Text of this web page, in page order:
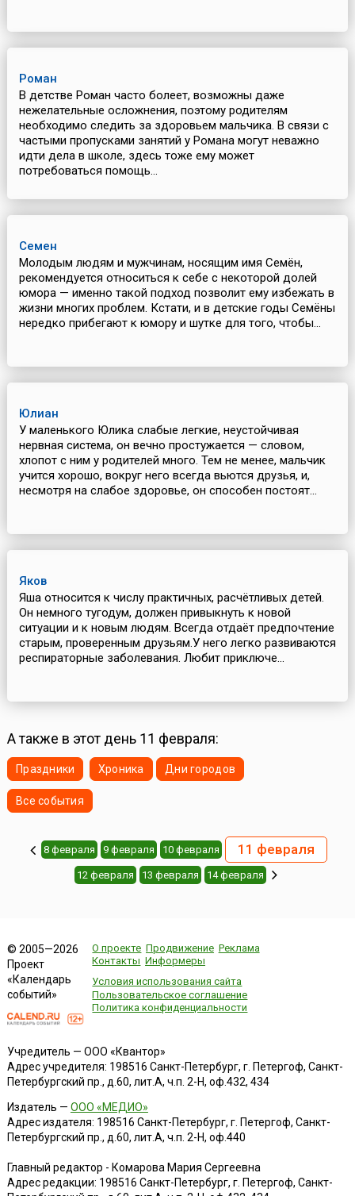
Роман
В детстве Роман часто болеет, возможны даже
нежелательные осложнения, поэтому родителям
необходимо следить за здоровьем мальчика. В связи с
частыми пропусками занятий у Романа могут неважно
идти дела в школе, здесь тоже ему может
потребоваться помощь...
Семен
Молодым людям и мужчинам, носящим имя Семён,
рекомендуется относиться к себе с некоторой долей
юмора — именно такой подход позволит ему избежать в
жизни многих проблем. Кстати, и в детские годы Семёны
нередко прибегают к юмору и шутке для того, чтобы...
Юлиан
У маленького Юлика слабые легкие, неустойчивая
нервная система, он вечно простужается — словом,
хлопот с ним у родителей много. Тем не менее, мальчик
учится хорошо, вокруг него всегда вьются друзья, и,
несмотря на слабое здоровье, он способен постоят...
Яков
Яша относится к числу практичных, расчётливых детей.
Он немного тугодум, должен привыкнуть к новой
ситуации и к новым людям. Всегда отдаёт предпочтение
старым, проверенным друзьям.У него легко развиваются
респираторные заболевания. Любит приключе...
А также в этот день 11 февраля:
Праздники Хроника Дни городов
Все события
8 февраля 9 февраля 10 февраля 11 февраля
12 февраля 13 февраля 14 февраля
© 2005—2026
Проект
«Календарь
событий»
О проекте Продвижение Реклама
Контакты Информеры
Условия использования сайта
Пользовательское соглашение
Политика конфиденциальности
Учредитель — ООО «Квантор»
Адрес учредителя: 198516 Санкт-Петербург, г. Петергоф, Санкт-
Петербургский пр., д.60, лит.А, ч.п. 2-Н, оф.432, 434
Издатель — ООО «МЕДИО»
Адрес издателя: 198516 Санкт-Петербург, г. Петергоф, Санкт-
Петербургский пр., д.60, лит.А, ч.п. 2-Н, оф.440
Главный редактор - Комарова Мария Сергеевна
Адрес редакции: 198516 Санкт-Петербург, г. Петергоф, Санкт-